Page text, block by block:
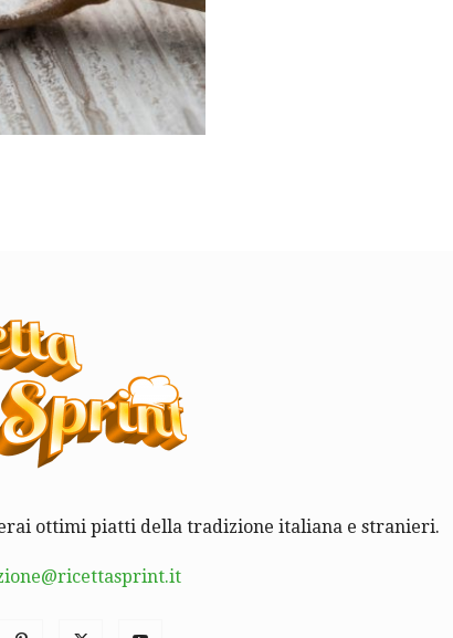
ottimi piatti della tradizione italiana e stranieri.